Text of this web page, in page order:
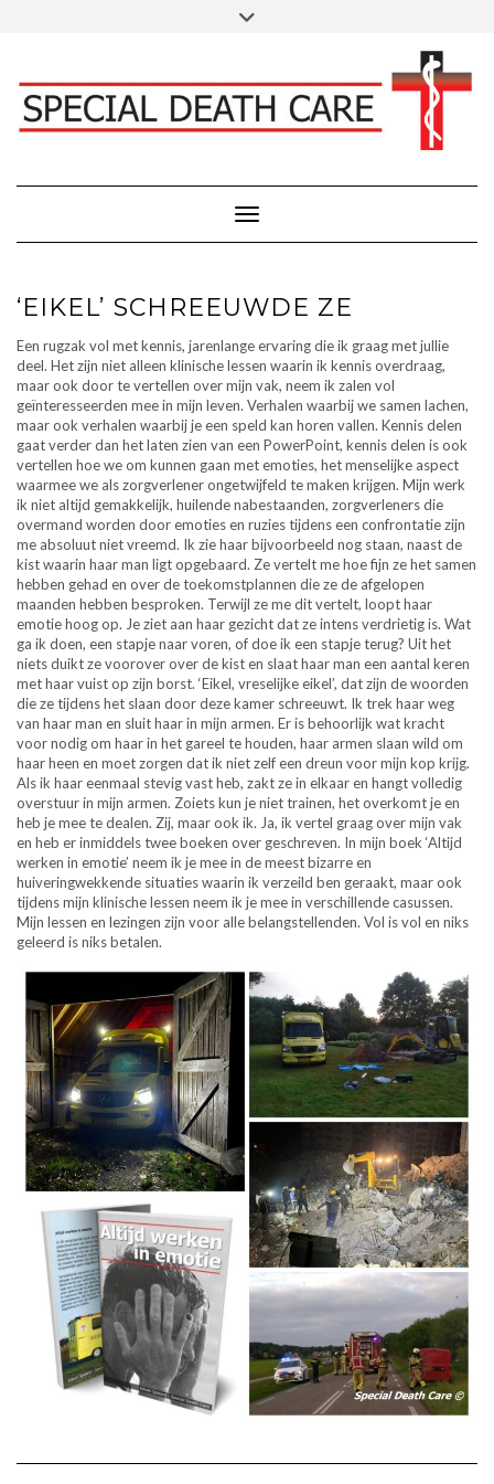
Klik hier voor Donaties - Schenkingen
Toggle navigatie
‘EIKEL’ SCHREEUWDE ZE
Een rugzak vol met kennis, jarenlange ervaring die ik graag met jullie
deel. Het zijn niet alleen klinische lessen waarin ik kennis overdraag,
maar ook door te vertellen over mijn vak, neem ik zalen vol
geïnteresseerden mee in mijn leven. Verhalen waarbij we samen lachen,
maar ook verhalen waarbij je een speld kan horen vallen. Kennis delen
gaat verder dan het laten zien van een PowerPoint, kennis delen is ook
vertellen hoe we om kunnen gaan met emoties, het menselijke aspect
waarmee we als zorgverlener ongetwijfeld te maken krijgen. Mijn werk
ik niet altijd gemakkelijk, huilende nabestaanden, zorgverleners die
overmand worden door emoties en ruzies tijdens een confrontatie zijn
me absoluut niet vreemd. Ik zie haar bijvoorbeeld nog staan, naast de
kist waarin haar man ligt opgebaard. Ze vertelt me hoe fijn ze het samen
hebben gehad en over de toekomstplannen die ze de afgelopen
maanden hebben besproken. Terwijl ze me dit vertelt, loopt haar
emotie hoog op. Je ziet aan haar gezicht dat ze intens verdrietig is. Wat
ga ik doen, een stapje naar voren, of doe ik een stapje terug? Uit het
niets duikt ze voorover over de kist en slaat haar man een aantal keren
met haar vuist op zijn borst. ‘Eikel, vreselijke eikel’, dat zijn de woorden
die ze tijdens het slaan door deze kamer schreeuwt. Ik trek haar weg
van haar man en sluit haar in mijn armen. Er is behoorlijk wat kracht
voor nodig om haar in het gareel te houden, haar armen slaan wild om
haar heen en moet zorgen dat ik niet zelf een dreun voor mijn kop krijg.
Als ik haar eenmaal stevig vast heb, zakt ze in elkaar en hangt volledig
overstuur in mijn armen. Zoiets kun je niet trainen, het overkomt je en
heb je mee te dealen. Zij, maar ook ik. Ja, ik vertel graag over mijn vak
en heb er inmiddels twee boeken over geschreven. In mijn boek ‘Altijd
werken in emotie’ neem ik je mee in de meest bizarre en
huiveringwekkende situaties waarin ik verzeild ben geraakt, maar ook
tijdens mijn klinische lessen neem ik je mee in verschillende casussen.
Mijn lessen en lezingen zijn voor alle belangstellenden. Vol is vol en niks
geleerd is niks betalen.